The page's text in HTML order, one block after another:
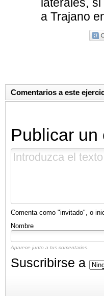
laterales,
a Trajano
Comentarios a este
Publicar un
Comenta como "invitado", o
Nombre
Aparece junto a tus comentarios.
Suscribirse a